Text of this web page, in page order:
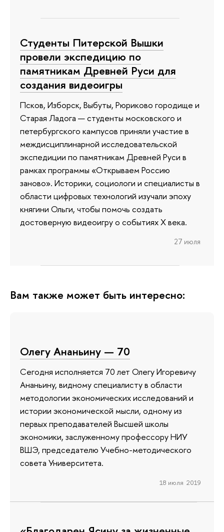
Студенты Питерской Вышки
провели экспедицию по
памятникам Древней Руси для
создания видеоигры
Псков, Изборск, Выбуты, Рюриково городище и
Старая Ладога — студенты московского и
петербургского кампусов приняли участие в
междисциплинарной исследовательской
экспедиции по памятникам Древней Руси в
рамках программы «Открываем Россию
заново». Историки, социологи и специалисты в
области цифровых технологий изучали эпоху
княгини Ольги, чтобы помочь создать
достоверную видеоигру о событиях X века.
27 июля
Вам также может быть интересно:
Олегу Ананьину — 70
Сегодня исполняется 70 лет Олегу Игоревичу
Ананьину, видному специалисту в области
методологии экономических исследований и
истории экономической мысли, одному из
первых преподавателей Высшей школы
экономики, заслуженному профессору НИУ
ВШЭ, председателю Учебно-методического
совета Университета.
18 июля 2019